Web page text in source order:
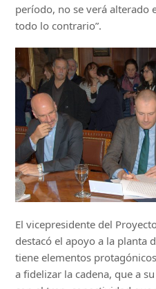
período, no se verá alterado
todo lo contrario”.
El vicepresidente del
destacó el apoyo a la planta
tiene elementos
a fidelizar la cadena, que a